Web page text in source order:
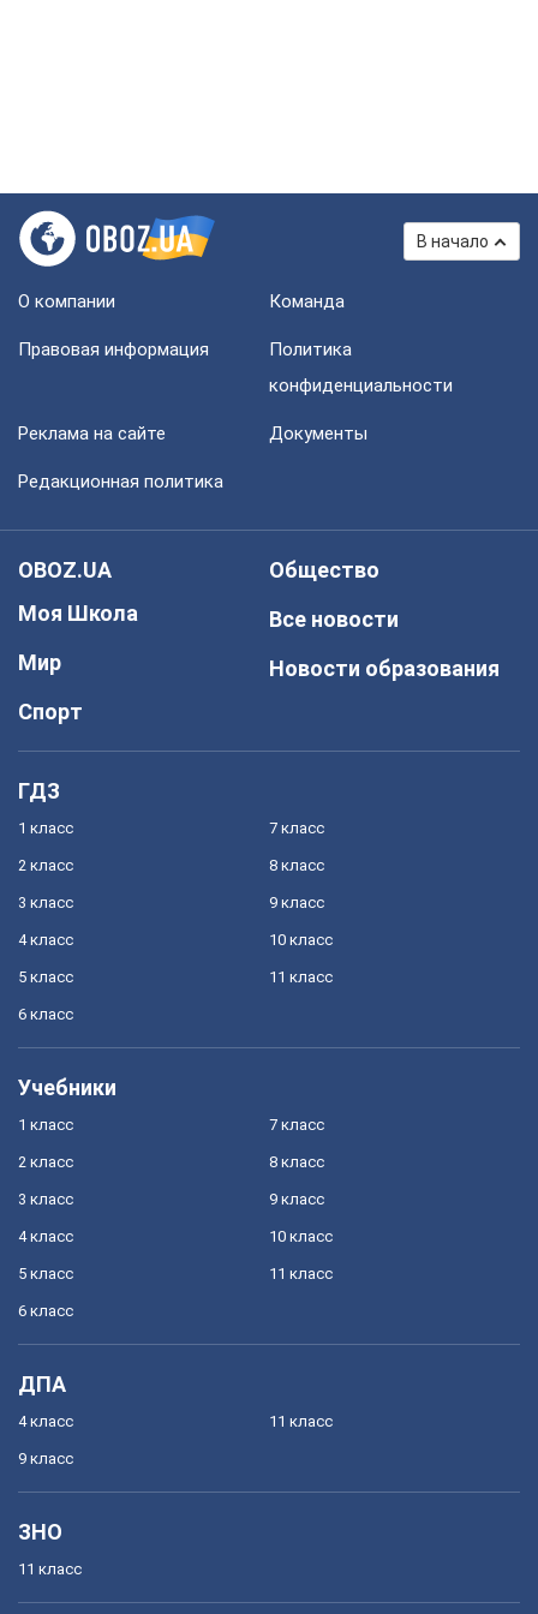
В начало
О компании Команда
Правовая информация
Политика
конфиденциальности
Реклама на сайте Документы
Редакционная политика
OBOZ.UA
Моя Школа
Мир
Спорт
Общество
Все новости
Новости образования
ГДЗ
1 класс
2 класс
3 класс
4 класс
5 класс
6 класс
7 класс
8 класс
9 класс
10 класс
11 класс
Учебники
1 класс
2 класс
3 класс
4 класс
5 класс
6 класс
7 класс
8 класс
9 класс
10 класс
11 класс
ДПА
4 класс
9 класс
11 класс
ЗНО
11 класс